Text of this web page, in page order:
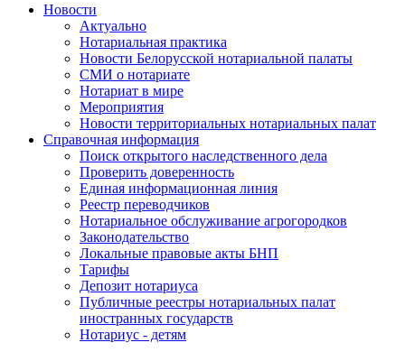
Новости
Актуально
Нотариальная практика
Новости Белорусской нотариальной палаты
СМИ о нотариате
Нотариат в мире
Мероприятия
Новости территориальных нотариальных палат
Справочная информация
Поиск открытого наследственного дела
Проверить доверенность
Единая информационная линия
Реестр переводчиков
Нотариальное обслуживание агрогородков
Законодательство
Локальные правовые акты БНП
Тарифы
Депозит нотариуса
Публичные реестры нотариальных палат
иностранных государств
Нотариус - детям